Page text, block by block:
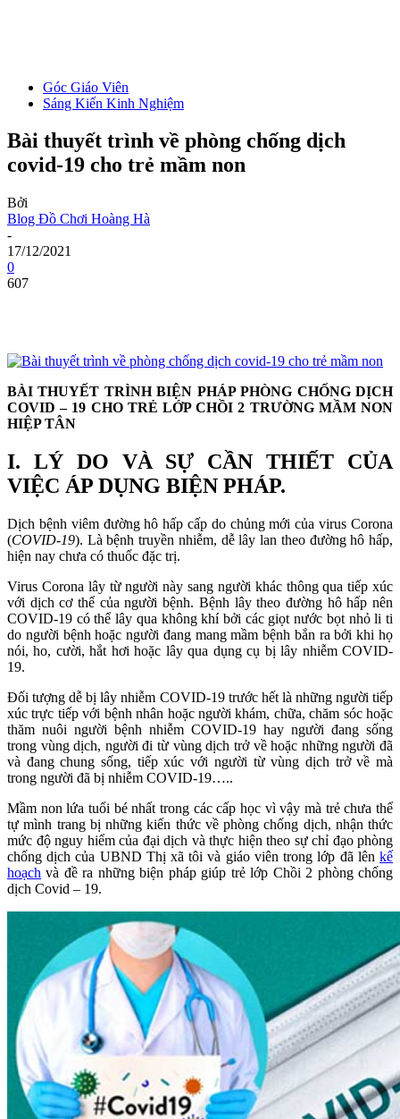
Góc Giáo Viên
Sáng Kiến Kinh Nghiệm
Bài thuyết trình về phòng chống dịch
covid-19 cho trẻ mầm non
Bởi
Blog Đồ Chơi Hoàng Hà
-
17/12/2021
0
607
BÀI THUYẾT TRÌNH BIỆN PHÁP PHÒNG CHỐNG DỊCH
COVID – 19 CHO TRẺ LỚP CHỒI 2 TRƯỜNG MẦM NON
HIỆP TÂN
I. LÝ DO VÀ SỰ CẦN THIẾT CỦA
VIỆC ÁP DỤNG BIỆN PHÁP.
Dịch bệnh viêm đường hô hấp cấp do chủng mới của virus Corona
(COVID-19). Là bệnh truyền nhiễm, dễ lây lan theo đường hô hấp,
hiện nay chưa có thuốc đặc trị.
Virus Corona lây từ người này sang người khác thông qua tiếp xúc
với dịch cơ thể của người bệnh. Bệnh lây theo đường hô hấp nên
COVID-19 có thể lây qua không khí bởi các giọt nước bọt nhỏ li ti
do người bệnh hoặc người đang mang mầm bệnh bắn ra bởi khi họ
nói, ho, cười, hắt hơi hoặc lây qua dụng cụ bị lây nhiễm COVID-
19.
Đối tượng dễ bị lây nhiễm COVID-19 trước hết là những người tiếp
xúc trực tiếp với bệnh nhân hoặc người khám, chữa, chăm sóc hoặc
thăm nuôi người bệnh nhiễm COVID-19 hay người đang sống
trong vùng dịch, người đi từ vùng dịch trở về hoặc những người đã
và đang chung sống, tiếp xúc với người từ vùng dịch trở về mà
trong người đã bị nhiễm COVID-19…..
Mầm non lứa tuổi bé nhất trong các cấp học vì vậy mà trẻ chưa thể
tự mình trang bị những kiến thức về phòng chống dịch, nhận thức
mức độ nguy hiểm của đại dịch và thực hiện theo sự chỉ đạo phòng
chống dịch của UBND Thị xã tôi và giáo viên trong lớp đã lên kế
hoạch và đề ra những biện pháp giúp trẻ lớp Chồi 2 phòng chống
dịch Covid – 19.